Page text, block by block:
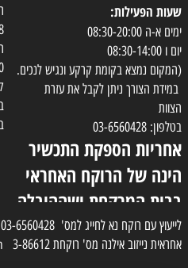
שעות הפעילות:
ימים א-ה 08:30-20:00
יום ו 08:30-14:00
(המקום נמצא בקומת קרקע ונגיש לנכים.
במידת הצורך ניתן לקבל את עזרת
הצוות
בטלפון: 03-6560428
אחריות הספקת התכשיר
הינה של הרוקח האחראי
בבית המרקחת ושההובלה
בפועל תעשה בעזרת
השליח
אחראית נייזוב אילנה מס' רוקחת 3-86612 medipharmeoffice@gmail.com